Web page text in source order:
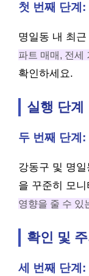
첫 번째 단계:
명일동 내 최
파트 매매, 전세
확인하세요.
실행 단계
두 번째 단계:
강동구 및 명
을 꾸준히 모
영향을 줄 수 있
확인 및
세 번째 단계: